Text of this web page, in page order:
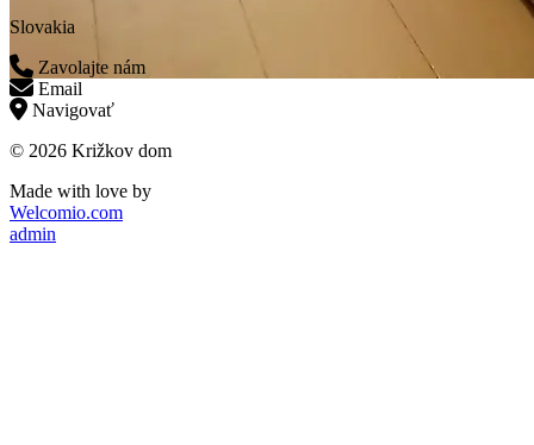
Slovakia
Zavolajte nám
Email
Navigovať
© 2026 Križkov dom
Made with love by
Welcomio.com
admin